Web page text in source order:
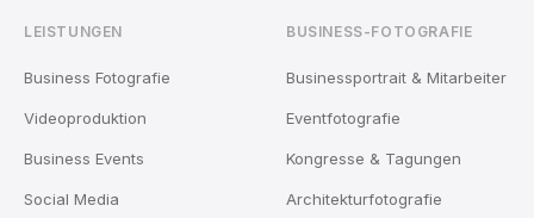
LEISTUNGEN
Business Fotografie
Videoproduktion
Business Events
Social Media
BUSINESS-FOTOGRAFIE
Businessportrait & Mitarbeiter
Eventfotografie
Kongresse & Tagungen
Architekturfotografie